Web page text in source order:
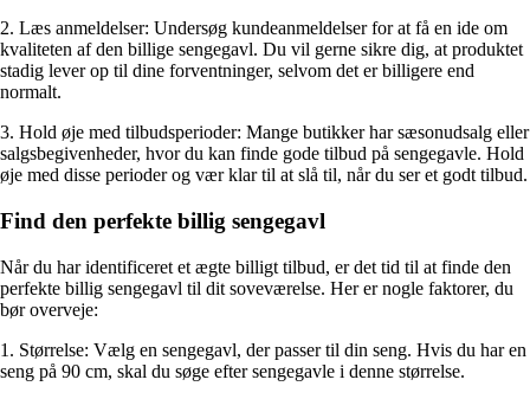
2. Læs anmeldelser: Undersøg kundeanmeldelser for at få en ide om
kvaliteten af den billige sengegavl. Du vil gerne sikre dig, at produktet
stadig lever op til dine forventninger, selvom det er billigere end
normalt.
3. Hold øje med tilbudsperioder: Mange butikker har sæsonudsalg eller
salgsbegivenheder, hvor du kan finde gode tilbud på sengegavle. Hold
øje med disse perioder og vær klar til at slå til, når du ser et godt tilbud.
Find den perfekte billig sengegavl
Når du har identificeret et ægte billigt tilbud, er det tid til at finde den
perfekte billig sengegavl til dit soveværelse. Her er nogle faktorer, du
bør overveje:
1. Størrelse: Vælg en sengegavl, der passer til din seng. Hvis du har en
seng på 90 cm, skal du søge efter sengegavle i denne størrelse.